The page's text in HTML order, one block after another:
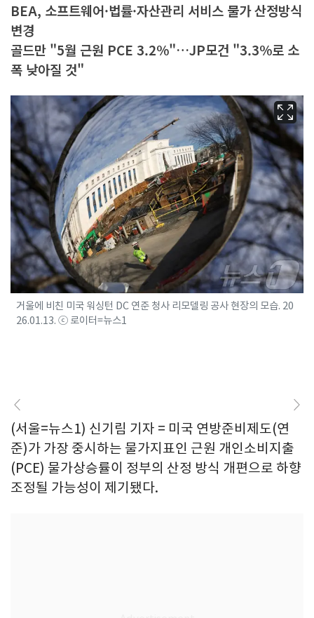
BEA, 소프트웨어·법률·자산관리 서비스 물가 산정방식
변경
골드만 "5월 근원 PCE 3.2%"…JP모건 "3.3%로 소
폭 낮아질 것"
거울에 비친 미국 워싱턴 DC 연준 청사 리모델링 공사 현장의 모습. 20
26.01.13. ⓒ 로이터=뉴스1
(서울=뉴스1) 신기림 기자 = 미국 연방준비제도(연
준)가 가장 중시하는 물가지표인 근원 개인소비지출
(PCE) 물가상승률이 정부의 산정 방식 개편으로 하향
조정될 가능성이 제기됐다.